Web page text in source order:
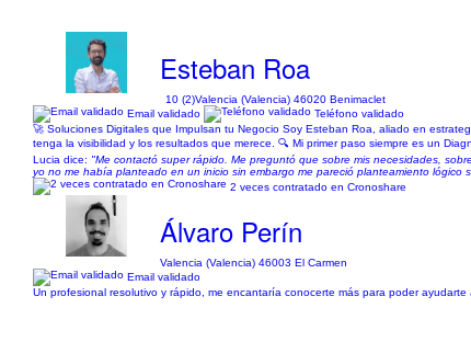
Esteban Roa
10 (2)Valencia (Valencia) 46020 Benimaclet
Email validado
Teléfono validado
🚀 Soluciones Digitales que Impulsan tu Negocio Soy Esteban Roa, aliado en
tenga la visibilidad y los resultados que merece. 🔍 Mi primer paso siempre es un
Lucia dice: "Me contactó super rápido. Me preguntó que sobre mis necesidades,
yo no me había planteado en un inicio sin embargo me pareció planteamiento lógico
2 veces contratado en Cronoshare
Álvaro Perín
Valencia (Valencia) 46003 El Carmen
Email validado
Un profesional resolutivo y rápido, me encantaría conocerte más para poder